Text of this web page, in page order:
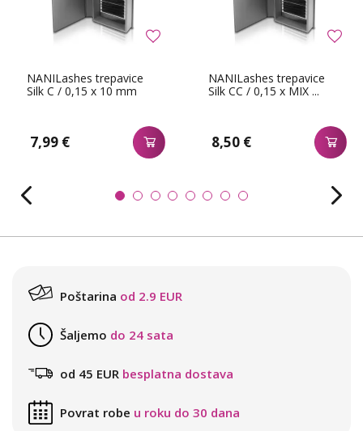
NANILashes trepavice
Silk C / 0,15 x 10 mm
7,99 €
NANILashes trepavice
Silk CC / 0,15 x MIX ...
8,50 €
Poštarina od 2.9 EUR
Šaljemo do 24 sata
od 45 EUR besplatna dostava
Povrat robe u roku do 30 dana